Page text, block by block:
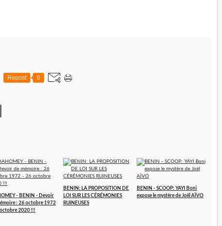
Repost 0
- BENIN - Devoir
: 26 octobre 1972
2020 !!!
BENIN: LA PROPOSITION DE
LOI SUR LES CÉRÉMONIES
RUINEUSES
BENIN - SCOOP: YAYI Boni
expose le mystère de Joël AÏVO